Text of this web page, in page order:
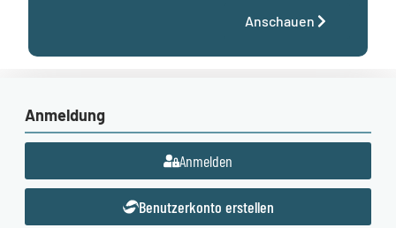
Anschauen
Anmeldung
Anmelden
Benutzerkonto erstellen